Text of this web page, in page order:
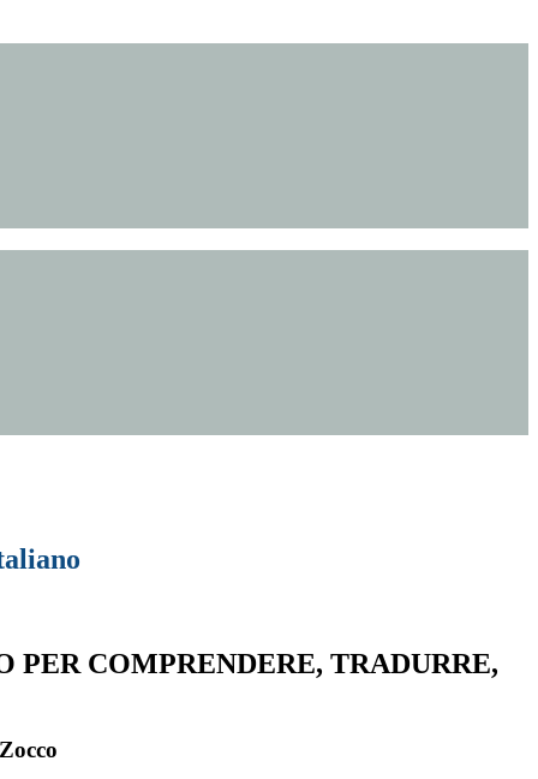
PER COMPRENDERE, TRADURRE,